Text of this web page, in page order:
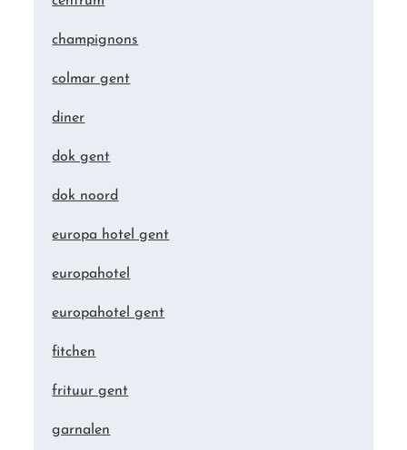
champignons
colmar gent
diner
dok gent
dok noord
europa hotel gent
europahotel
europahotel gent
fitchen
frituur gent
garnalen